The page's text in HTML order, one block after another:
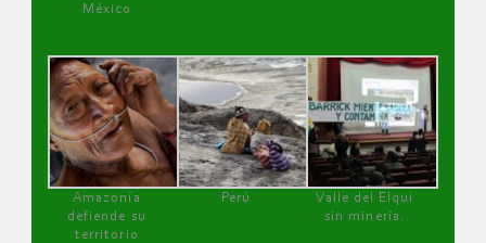
México
Amazonía
defiende su
territorio
Perú
Valle del Elqui
sin minería.